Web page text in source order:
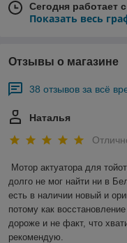
Сегодня работает
Показать весь
Отзывы о магазине
38 отзывов за всё
Наталья
Мотор актуатора для
долго не мог найти ни в
есть в наличии новый и
потому как
дороже и не факт, что
рекомендую.